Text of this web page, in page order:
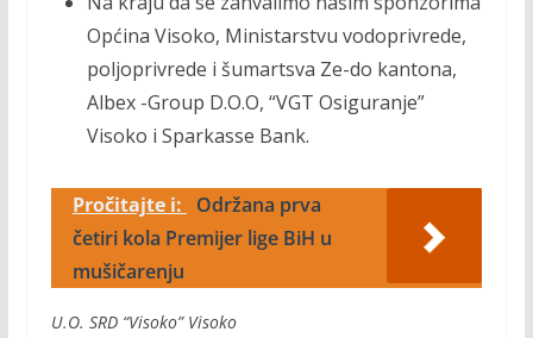
Općina Visoko, Ministarstvu vodoprivrede,
poljoprivrede i šumartsva Ze-do kantona,
Albex -Group D.O.O, “VGT Osiguranje”
Visoko i Sparkasse Bank.
Pročitajte i:
Održana prva
četiri kola Premijer lige BiH u
mušičarenju
U.O. SRD “Visoko” Visoko